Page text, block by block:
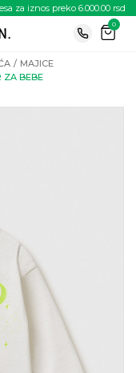
za iznos preko 6.000.00 rsd
0
MAJICE
ZA BEBE